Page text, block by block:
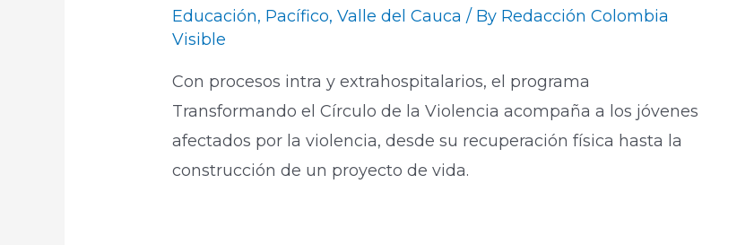
Educación, Pacífico,Valle del Cauca / By Redacción Colombia
Visible
Con procesos intra y extrahospitalarios, el programa
Transformando el Círculo de la Violencia acompaña a los jóvenes
afectados por la violencia, desde su recuperación física hasta la
construcción de un proyecto de vida.